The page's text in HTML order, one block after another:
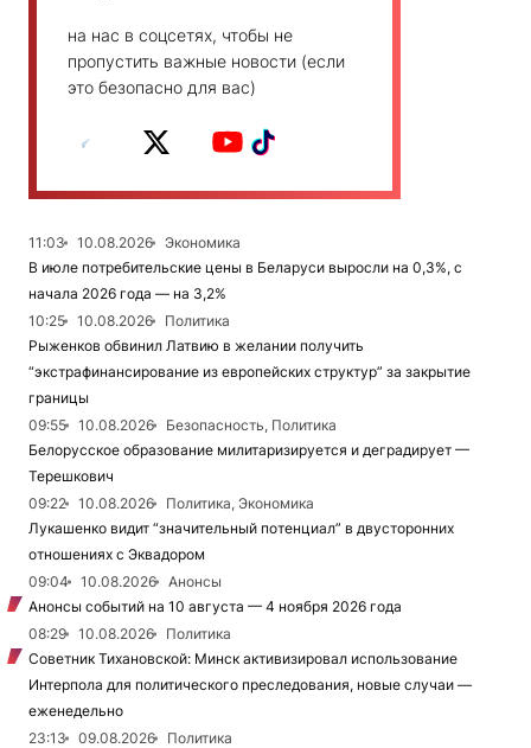
на нас в соцсетях, чтобы не
пропустить важные новости (если
это безопасно для вас)
11:03 10.08.2026
Экономика
В июле потребительские цены в Беларуси выросли на 0,3%, с
начала 2026 года — на 3,2%
10:25
10.08.2026
Политика
Рыженков обвинил Латвию в желании получить
“экстрафинансирование из европейских структур” за закрытие
границы
09:55
10.08.2026
Безопасность, Политика
Белорусское образование милитаризируется и деградирует —
Терешкович
09:22
10.08.2026
Политика, Экономика
Лукашенко видит “значительный потенциал” в двусторонних
отношениях с Эквадором
09:04
10.08.2026
Анонсы
Анонсы событий на 10 августа — 4 ноября 2026 года
08:29
10.08.2026
Политика
Советник Тихановской: Минск активизировал использование
Интерпола для политического преследования, новые случаи —
еженедельно
23:13
09.08.2026
Политика